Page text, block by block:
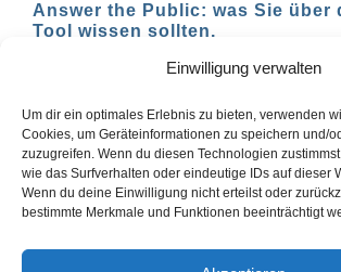
Einwilligung verwalten
Um dir ein optimales Erlebnis zu bieten, verwenden
Cookies, um Geräteinformationen zu speichern und/
zuzugreifen. Wenn du diesen Technologien
wie das Surfverhalten oder eindeutige IDs auf dieser
Wenn du deine Einwilligung nicht erteilst oder
bestimmte Merkmale und Funktionen beeinträchtigt
Answer the Public: was Sie über
Tool wissen sollten.
AI-basierte Tools für den Social-